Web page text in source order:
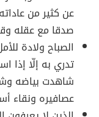
عن كثير من
صدقا مع عقله
الصباح ولادة
تدري به إلّا إذا
شاهدت بياضه
عصافيره ونقاء